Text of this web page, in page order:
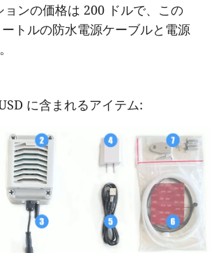
ョンの価格は 200 ドルで、この
トルの防水電源ケーブルと電源
に含まれるアイテム: